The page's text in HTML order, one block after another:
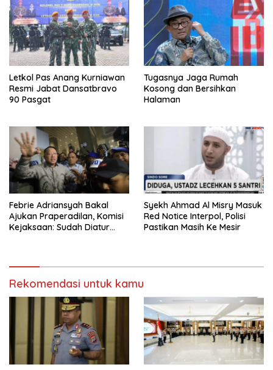
Letkol Pas Anang Kurniawan
Resmi Jabat Dansatbravo
90 Pasgat
Tugasnya Jaga Rumah
Kosong dan Bersihkan
Halaman
Febrie Adriansyah Bakal
Ajukan Praperadilan, Komisi
Kejaksaan: Sudah Diatur
Syekh Ahmad Al Misry Masuk
Red Notice Interpol, Polisi
Pastikan Masih Ke Mesir
Rekomendasi untuk kamu